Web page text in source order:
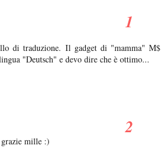
di traduzione. Il gadget di "mamma" M$
"Deutsch" e devo dire che è ottimo...
mille :)